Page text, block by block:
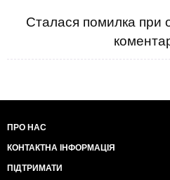
Сталася помилка при
ПРО НАС
КОНТАКТНА ІНФОРМАЦІЯ
ПІДТРИМАТИ